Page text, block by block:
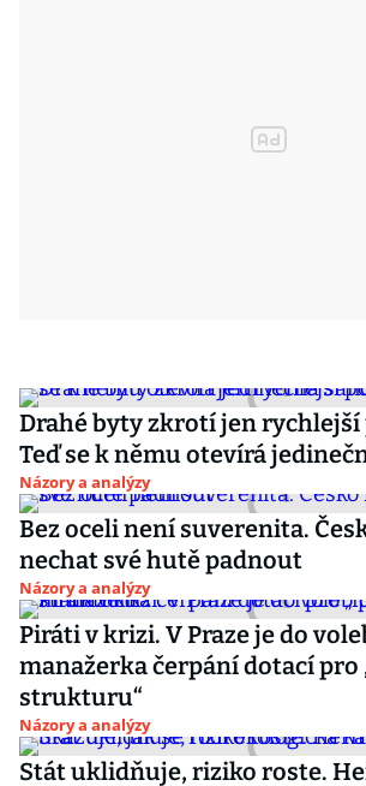
Drahé byty zkrotí jen rychlejší
Teď se k němu otevírá
Názory a analýzy
Bez oceli není suverenita.
nechat své hutě padnout
Názory a analýzy
Piráti v krizi. V Praze je do
manažerka čerpání dotací pro
strukturu“
Názory a analýzy
Stát uklidňuje, riziko roste.